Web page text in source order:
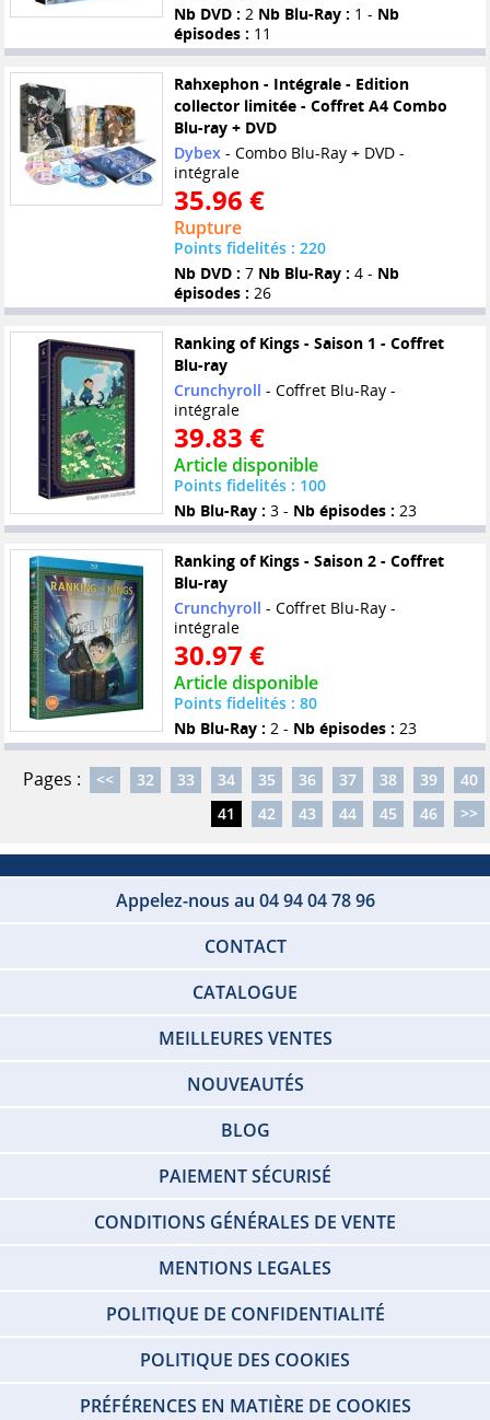
Nb DVD : 2 Nb Blu-Ray : 1 - Nb
épisodes : 11
Rahxephon - Intégrale - Edition
collector limitée - Coffret A4 Combo
Blu-ray + DVD
Dybex - Combo Blu-Ray + DVD -
intégrale
35.96 €
Rupture
Points fidelités : 220
Nb DVD : 7 Nb Blu-Ray : 4 - Nb
épisodes : 26
Ranking of Kings - Saison 1 - Coffret
Blu-ray
Crunchyroll - Coffret Blu-Ray -
intégrale
39.83 €
Article disponible
Points fidelités : 100
Nb Blu-Ray : 3 - Nb épisodes : 23
Ranking of Kings - Saison 2 - Coffret
Blu-ray
Crunchyroll - Coffret Blu-Ray -
intégrale
30.97 €
Article disponible
Points fidelités : 80
Nb Blu-Ray : 2 - Nb épisodes : 23
Pages : << 32 33 34 35 36 37 38 39
40
41
42 43 44 45 46 >>
Appelez-nous au 04 94 04 78 96
CONTACT
CATALOGUE
MEILLEURES VENTES
NOUVEAUTÉS
BLOG
PAIEMENT SÉCURISÉ
CONDITIONS GÉNÉRALES DE VENTE
MENTIONS LEGALES
POLITIQUE DE CONFIDENTIALITÉ
POLITIQUE DES COOKIES
PRÉFÉRENCES EN MATIÈRE DE COOKIES